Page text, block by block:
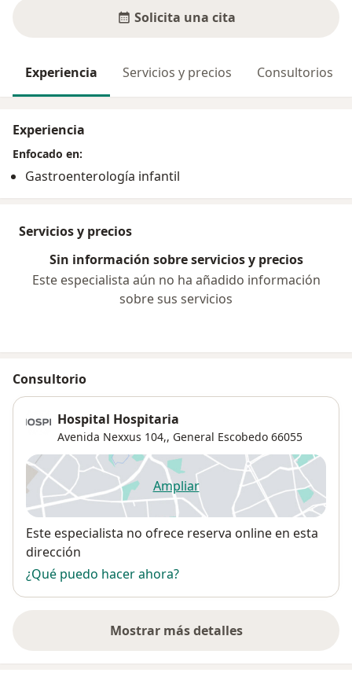
Solicita una cita
Experiencia Servicios y precios Consultorios
Experiencia
Enfocado en:
Gastroenterología infantil
Servicios y precios
Sin información sobre servicios y precios
Este especialista aún no ha añadido información
sobre sus servicios
Consultorio
Hospital Hospitaria
Avenida Nexxus 104,, General Escobedo 66055
Ampliarse abre en una nueva
Disponibilidad
Este especialista no ofrece reserva online en esta
dirección
¿Qué puedo hacer ahora?
Mostrar más detalles
sobre la dirección